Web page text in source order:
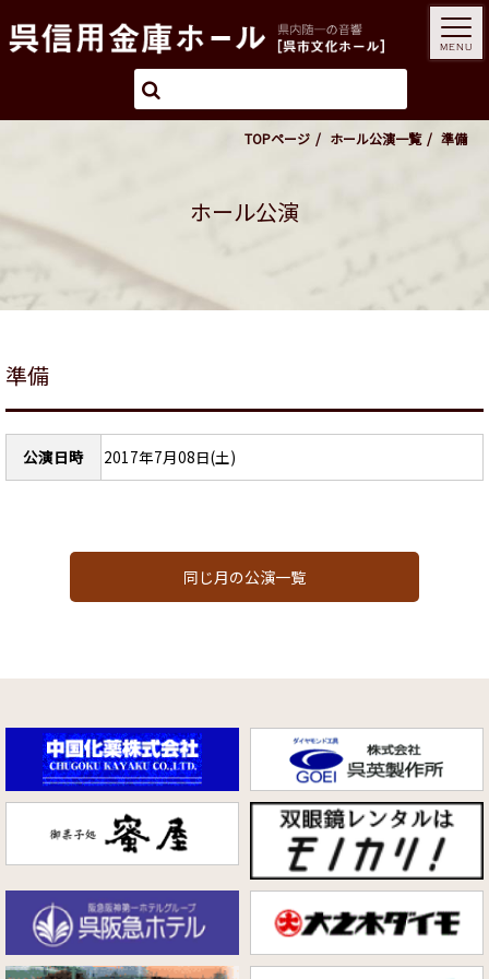
TOPページ ホール公演一覧 準備
ホール公演
準備
公演日時 2017年7月08日(土)
同じ月の公演一覧
MENU